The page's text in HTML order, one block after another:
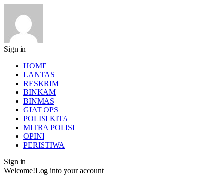
Sign in
HOME
LANTAS
RESKRIM
BINKAM
BINMAS
GIAT OPS
POLISI KITA
MITRA POLISI
OPINI
PERISTIWA
Sign in
Welcome!Log into your account